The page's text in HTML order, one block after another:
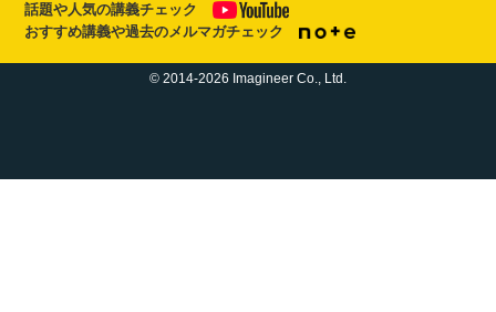
話題や人気の講義チェック
おすすめ講義や過去のメルマガチェック
© 2014-2026 Imagineer Co., Ltd.